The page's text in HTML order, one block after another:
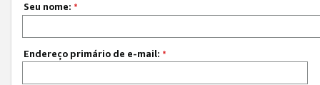
Seu nome: *
Endereço primário de e-mail: *